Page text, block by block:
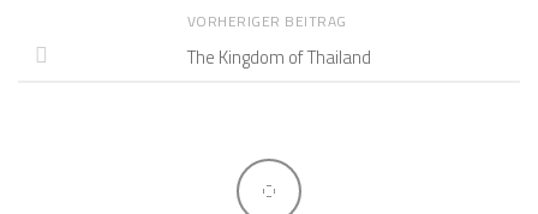
VORHERIGER BEITRAG
The Kingdom of Thailand